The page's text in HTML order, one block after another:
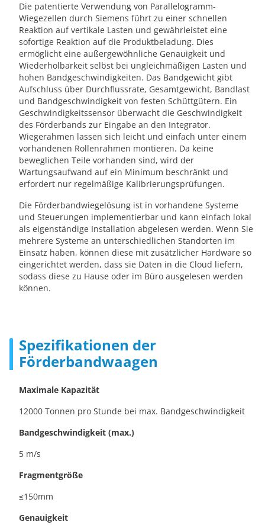
Die patentierte Verwendung von Parallelogramm-
Wiegezellen durch Siemens führt zu einer schnellen
Reaktion auf vertikale Lasten und gewährleistet eine
sofortige Reaktion auf die Produktbeladung. Dies
ermöglicht eine außergewöhnliche Genauigkeit und
Wiederholbarkeit selbst bei ungleichmäßigen Lasten und
hohen Bandgeschwindigkeiten. Das Bandgewicht gibt
Aufschluss über Durchflussrate, Gesamtgewicht, Bandlast
und Bandgeschwindigkeit von festen Schüttgütern. Ein
Geschwindigkeitssensor überwacht die Geschwindigkeit
des Förderbands zur Eingabe an den Integrator.
Wiegerahmen lassen sich leicht und einfach unter einem
vorhandenen Rollenrahmen montieren. Da keine
beweglichen Teile vorhanden sind, wird der
Wartungsaufwand auf ein Minimum beschränkt und
erfordert nur regelmäßige Kalibrierungsprüfungen.
Die Förderbandwiegelösung ist in vorhandene Systeme
und Steuerungen implementierbar und kann einfach lokal
als eigenständige Installation abgelesen werden. Wenn Sie
mehrere Systeme an unterschiedlichen Standorten im
Einsatz haben, können diese mit zusätzlicher Hardware so
eingerichtet werden, dass sie Daten in die Cloud liefern,
sodass diese zu Hause oder im Büro ausgelesen werden
können.​
Spezifikationen der
Förderbandwaagen
Maximale Kapazität
12000 Tonnen pro Stunde bei max. Bandgeschwindigkeit
Bandgeschwindigkeit (max.)
5 m/s
Fragmentgröße
≤150mm
Genauigkeit